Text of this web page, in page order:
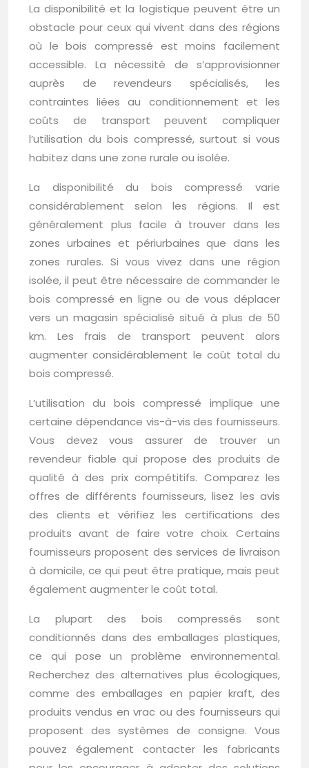
La disponibilité et la logistique peuvent être un
obstacle pour ceux qui vivent dans des régions
où le bois compressé est moins facilement
accessible. La nécessité de s’approvisionner
auprès de revendeurs spécialisés, les
contraintes liées au conditionnement et les
coûts de transport peuvent compliquer
l’utilisation du bois compressé, surtout si vous
habitez dans une zone rurale ou isolée.
La disponibilité du bois compressé varie
considérablement selon les régions. Il est
généralement plus facile à trouver dans les
zones urbaines et périurbaines que dans les
zones rurales. Si vous vivez dans une région
isolée, il peut être nécessaire de commander le
bois compressé en ligne ou de vous déplacer
vers un magasin spécialisé situé à plus de 50
km. Les frais de transport peuvent alors
augmenter considérablement le coût total du
bois compressé.
L’utilisation du bois compressé implique une
certaine dépendance vis-à-vis des fournisseurs.
Vous devez vous assurer de trouver un
revendeur fiable qui propose des produits de
qualité à des prix compétitifs. Comparez les
offres de différents fournisseurs, lisez les avis
des clients et vérifiez les certifications des
produits avant de faire votre choix. Certains
fournisseurs proposent des services de livraison
à domicile, ce qui peut être pratique, mais peut
également augmenter le coût total.
La plupart des bois compressés sont
conditionnés dans des emballages plastiques,
ce qui pose un problème environnemental.
Recherchez des alternatives plus écologiques,
comme des emballages en papier kraft, des
produits vendus en vrac ou des fournisseurs qui
proposent des systèmes de consigne. Vous
pouvez également contacter les fabricants